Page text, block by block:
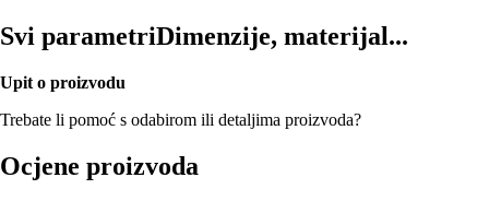
Svi parametriDimenzije, materijal...
Upit o proizvodu
Trebate li pomoć s odabirom ili detaljima proizvoda?
Ocjene proizvoda